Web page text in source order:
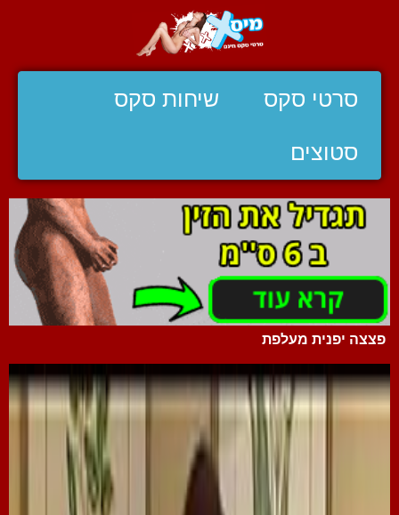
סרטי סקס שיחות סקס
סטוצים
פצצה יפנית מעלפת